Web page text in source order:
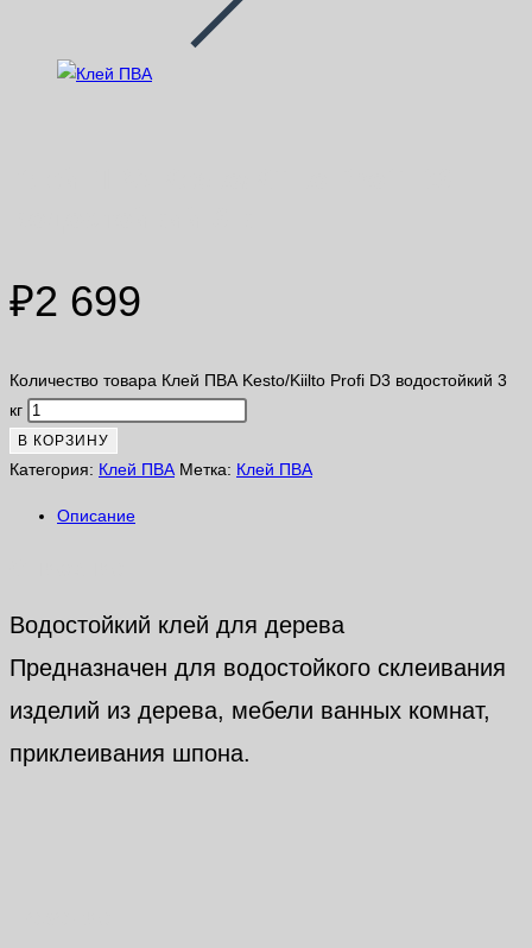
₽2 699
Количество товара Клей ПВА Kesto/Kiilto Profi D3 водостойкий 3
кг
В КОРЗИНУ
Категория: Клей ПВА Метка: Клей ПВА
Описание
Водостойкий клей для дерева
Предназначен для водостойкого склеивания
изделий из дерева, мебели ванных комнат,
приклеивания шпона.